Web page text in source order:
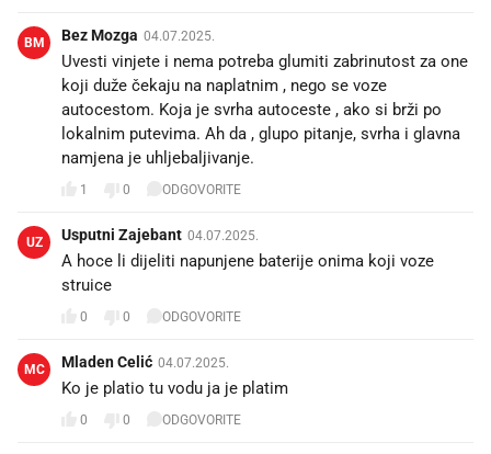
BM Bez Mozga 04.07.2025.
Uvesti vinjete i nema potreba glumiti zabrinutost za one
koji duže čekaju na naplatnim , nego se voze
autocestom. Koja je svrha autoceste , ako si brži po
lokalnim putevima. Ah da , glupo pitanje, svrha i glavna
namjena je uhljebaljivanje.
1 0 ODGOVORITE
UZ Usputni Zajebant 04.07.2025.
A hoce li dijeliti napunjene baterije onima koji voze
struice
0 0 ODGOVORITE
MC Mladen Celić 04.07.2025.
Ko je platio tu vodu ja je platim
0 0 ODGOVORITE